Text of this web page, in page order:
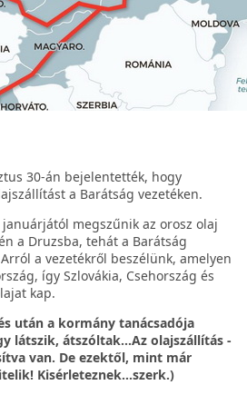
30-án bejelentették, hogy
a Barátság vezetéken.
megszűnik az orosz olaj
a Druzsba, tehát a Barátság
a vezetékről beszélünk, amelyen
így Szlovákia, Csehország és
kap.
után a kormány tanácsadója
látszik, átszóltak...Az olajszállítás -
van. De ezektől, mint már
Kisérleteznek…szerk.)